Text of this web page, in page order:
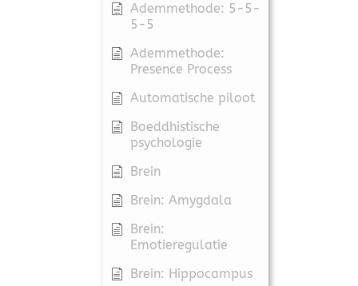
Ademmethode: 5-5-
5-5
Ademmethode:
Presence Process
Automatische piloot
Boeddhistische
psychologie
Brein
Brein: Amygdala
Brein:
Emotieregulatie
Brein: Hippocampus